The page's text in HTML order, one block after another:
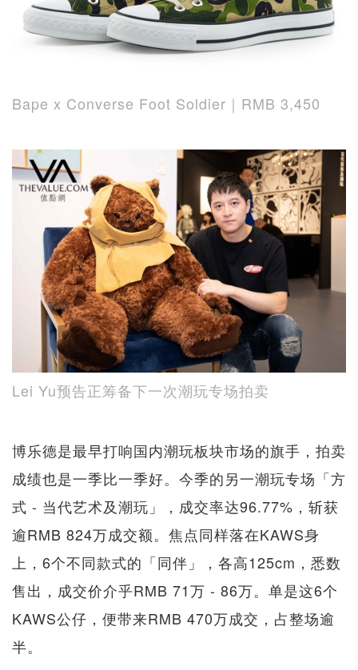
Bape x Converse Foot Soldier｜RMB 3,450
Lei Yu预告正筹备下一次潮玩专场拍卖
博乐德是最早打响国内潮玩板块市场的旗手，拍卖
成绩也是一季比一季好。今季的另一潮玩专场「方
式 - 当代艺术及潮玩」，成交率达96.77%，斩获
逾RMB 824万成交额。焦点同样落在KAWS身
上，6个不同款式的「同伴」，各高125cm，悉数
售出，成交价介乎RMB 71万 - 86万。单是这6个
KAWS公仔，便带来RMB 470万成交，占整场逾
半。